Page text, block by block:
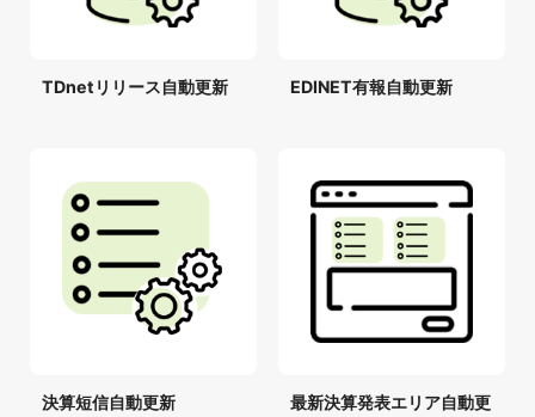
TDnetリリース自動更新 EDINET有報自動更新
決算短信自動更新
最新決算発表エリア自動更